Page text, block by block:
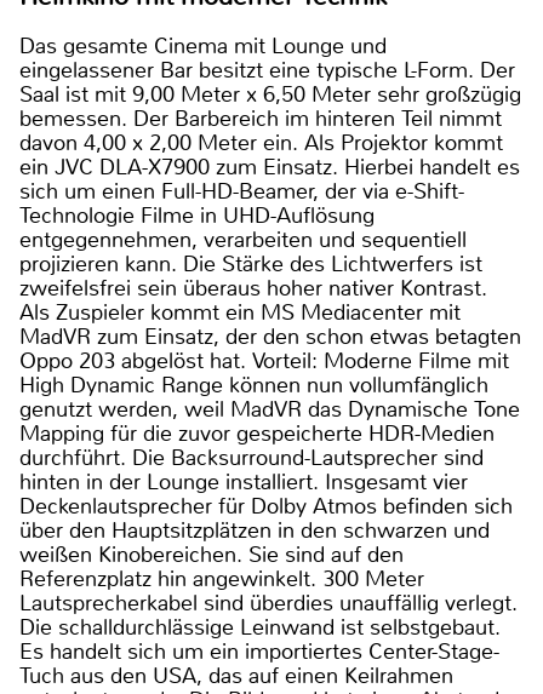
Das gesamte Cinema mit Lounge und
eingelassener Bar besitzt eine typische L-Form. Der
Saal ist mit 9,00 Meter x 6,50 Meter sehr großzügig
bemessen. Der Barbereich im hinteren Teil nimmt
davon 4,00 x 2,00 Meter ein. Als Projektor kommt
ein JVC DLA-X7900 zum Einsatz. Hierbei handelt es
sich um einen Full-HD-Beamer, der via e-Shift-
Technologie Filme in UHD-Auflösung
entgegennehmen, verarbeiten und sequentiell
projizieren kann. Die Stärke des Lichtwerfers ist
zweifelsfrei sein überaus hoher nativer Kontrast.
Als Zuspieler kommt ein MS Mediacenter mit
MadVR zum Einsatz, der den schon etwas betagten
Oppo 203 abgelöst hat. Vorteil: Moderne Filme mit
High Dynamic Range können nun vollumfänglich
genutzt werden, weil MadVR das Dynamische Tone
Mapping für die zuvor gespeicherte HDR-Medien
durchführt. Die Backsurround-Lautsprecher sind
hinten in der Lounge installiert. Insgesamt vier
Deckenlautsprecher für Dolby Atmos befinden sich
über den Hauptsitzplätzen in den schwarzen und
weißen Kinobereichen. Sie sind auf den
Referenzplatz hin angewinkelt. 300 Meter
Lautsprecherkabel sind überdies unauffällig verlegt.
Die schalldurchlässige Leinwand ist selbstgebaut.
Es handelt sich um ein importiertes Center-Stage-
Tuch aus den USA, das auf einen Keilrahmen